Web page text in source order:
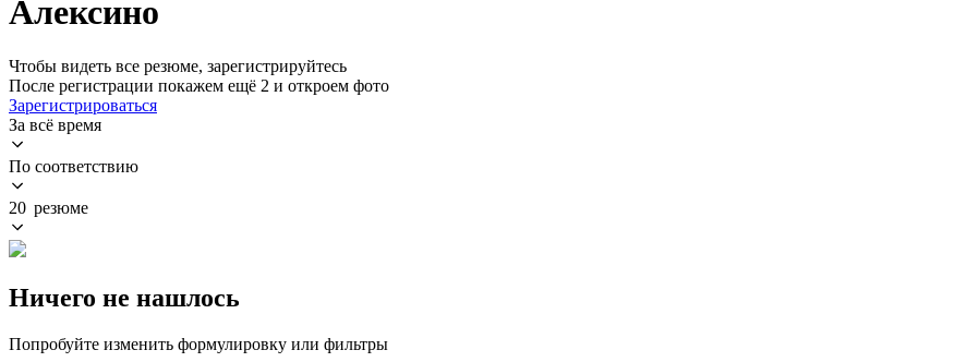
Алексино
Чтобы видеть все резюме, зарегистрируйтесь
После регистрации покажем ещё 2 и откроем фото
Зарегистрироваться
За всё время
По соответствию
20 резюме
Ничего не нашлось
Попробуйте изменить формулировку или фильтры